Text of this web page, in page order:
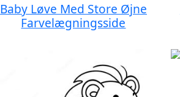
Baby Løve Med Store Øjne
Farvelægningsside